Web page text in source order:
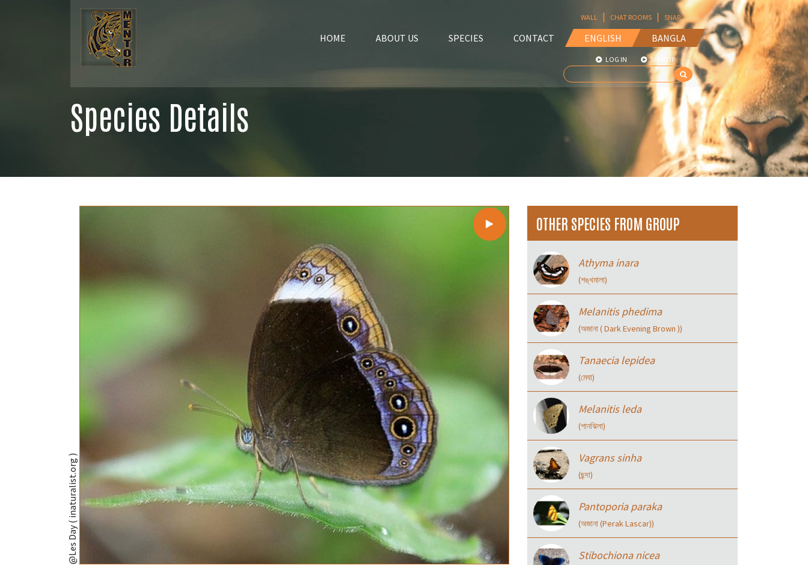
HOME ABOUT US SPECIES CONTACT ENGLISH BANGLA
WALL | CHAT ROOMS | SNAP
LOG IN SIGN UP
Species Details
@Les Day ( inaturalist.org )
OTHER SPECIES FROM GROUP
Athyma inara
(শঙ্খমালা)
Melanitis phedima
(অজানা ( Dark Evening Brown ))
Tanaecia lepidea
(মেঘা)
Melanitis leda
(শানঝিলা)
Vagrans sinha
(ছন্দা)
Pantoporia paraka
(অজানা (Perak Lascar))
Stibochiona nicea